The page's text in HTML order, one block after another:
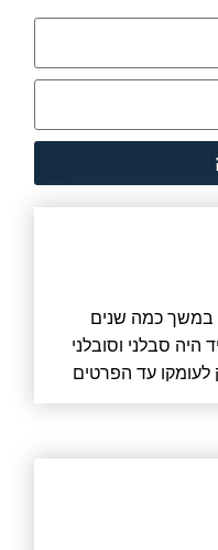
במשך כמה שנים
סבלני וסובלני
לעומקו עד הפרטים
בעל חשיבה
הלב. דדי מעדכן
בשקיפות מלאה.
לב ויודע היטב
אם יש סטיגמה